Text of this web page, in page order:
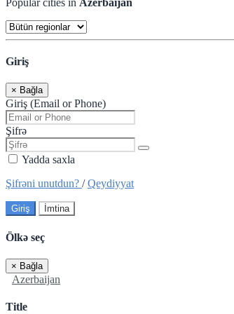
Giriş
× Bağla
Giriş (Email or Phone)
Şifrə
Yadda saxla
Şifrəni unutdun? /Qeydiyyat
Giriş İmtina
Ölkə seç
× Bağla
Azerbaijan
Title